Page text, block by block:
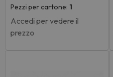
Pezzi per cartone: 1
Accedi per vedere il
prezzo